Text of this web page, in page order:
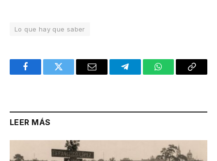
Lo que hay que saber
FacebookTwitter Email TelegramWhatsAppCopy
LEER MÁS